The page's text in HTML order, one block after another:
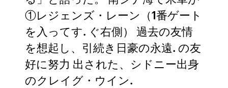
①レジェンズ・レーン（1番ゲート
を入ってす. ぐ右側） 過去の友情
を想起し、引続き日豪の永遠. の友
好に努力 出された、シドニー出身
のクレイグ・ウイン.